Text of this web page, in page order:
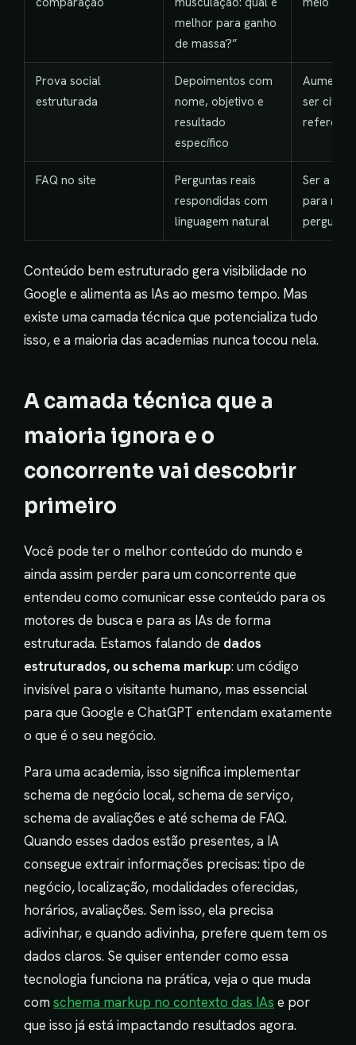
melhor para ganho
de massa?”
Prova social
estruturada
Depoimentos com
nome, objetivo e
resultado
específico
ser
FAQ no site
Perguntas reais
respondidas com
linguagem natural
Ser a
para
Conteúdo bem estruturado gera visibilidade no
Google e alimenta as IAs ao mesmo tempo. Mas
existe uma camada técnica que potencializa tudo
isso, e a maioria das academias nunca tocou nela.
A camada técnica que a
maioria ignora e o
concorrente vai descobrir
primeiro
Você pode ter o melhor conteúdo do mundo e
ainda assim perder para um concorrente que
entendeu como comunicar esse conteúdo para os
motores de busca e para as IAs de forma
estruturada. Estamos falando de dados
estruturados, ou schema markup: um código
invisível para o visitante humano, mas essencial
para que Google e ChatGPT entendam exatamente
o que é o seu negócio.
Para uma academia, isso significa implementar
schema de negócio local, schema de serviço,
schema de avaliações e até schema de FAQ.
Quando esses dados estão presentes, a IA
consegue extrair informações precisas: tipo de
negócio, localização, modalidades oferecidas,
horários, avaliações. Sem isso, ela precisa
adivinhar, e quando adivinha, prefere quem tem os
dados claros. Se quiser entender como essa
tecnologia funciona na prática, veja o que muda
comschema markup no contexto das IAs e por
que isso já está impactando resultados agora.